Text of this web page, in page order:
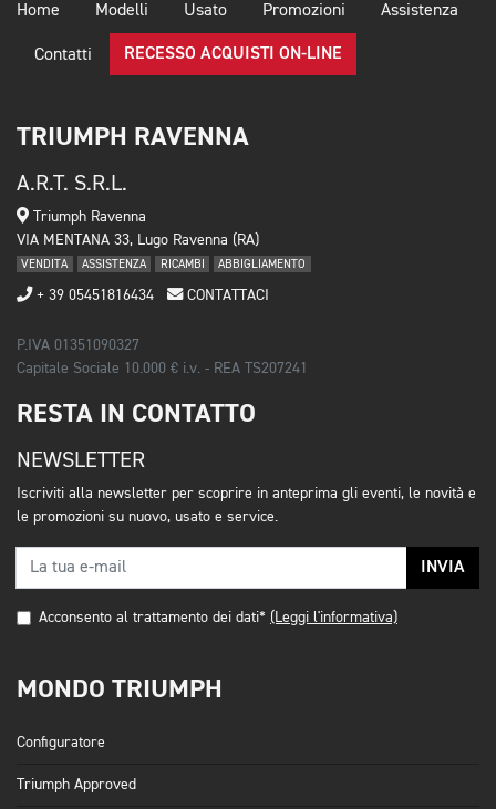
Home Modelli Usato Promozioni Assistenza
Contatti RECESSO ACQUISTI ON-LINE
TRIUMPH RAVENNA
A.R.T. S.R.L.
Triumph Ravenna
VIA MENTANA 33, Lugo Ravenna (RA)
VENDITA ASSISTENZA RICAMBI ABBIGLIAMENTO
+ 39 05451816434 CONTATTACI
P.IVA 01351090327
Capitale Sociale 10.000 € i.v. - REA TS207241
RESTA IN CONTATTO
NEWSLETTER
Iscriviti alla newsletter per scoprire in anteprima gli eventi, le novità e
le promozioni su nuovo, usato e service.
INVIA
Acconsento al trattamento dei dati* (Leggi l'informativa)
MONDO TRIUMPH
Configuratore
Triumph Approved